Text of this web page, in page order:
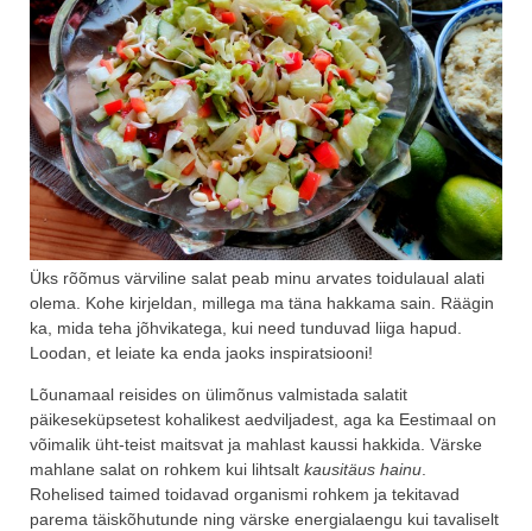
Üks rõõmus värviline salat peab minu arvates toidulaual alati
olema. Kohe kirjeldan, millega ma täna hakkama sain. Räägin
ka, mida teha jõhvikatega, kui need tunduvad liiga hapud.
Loodan, et leiate ka enda jaoks inspiratsiooni!
Lõunamaal reisides on ülimõnus valmistada salatit
päikeseküpsetest kohalikest aedviljadest, aga ka Eestimaal on
võimalik üht-teist maitsvat ja mahlast kaussi hakkida. Värske
mahlane salat on rohkem kui lihtsalt kausitäus hainu.
Rohelised taimed toidavad organismi rohkem ja tekitavad
parema täiskõhutunde ning värske energialaengu kui tavaliselt